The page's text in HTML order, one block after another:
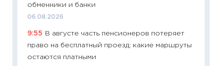
обменники и банки
06.08.2026
9:55
В августе часть пенсионеров потеряет
право на бесплатный проезд: какие маршруты
остаются платными